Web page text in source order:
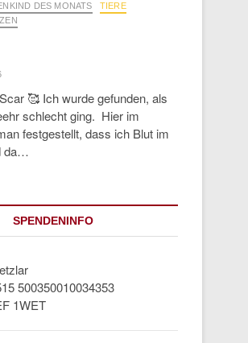
DES MONATS
TIERE
🥰 Ich wurde gefunden, als
schlecht ging. Hier im
festgestellt, dass ich Blut im
da…
SPENDENINFO
500350010034353
1WET